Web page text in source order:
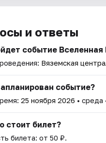
и ответы
событие
Вяземская
событие?
25 ноября 2026 • среда
стоит билет?
билета: от 50 ₽.